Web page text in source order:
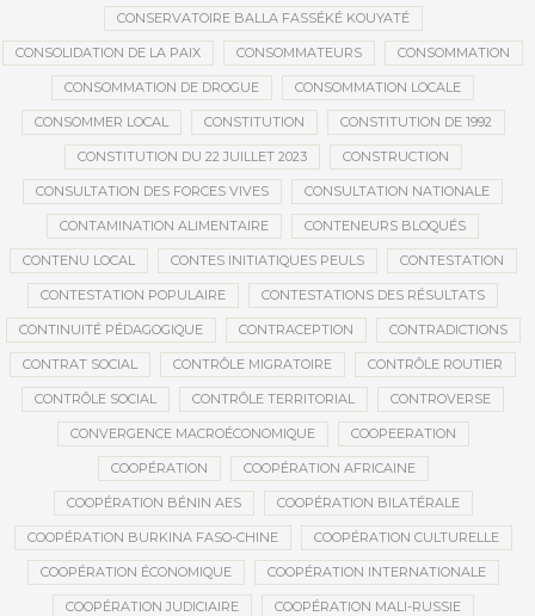
CONSERVATOIRE BALLA FASSÉKÉ KOUYATÉ
CONSOLIDATION DE LA PAIX CONSOMMATEURS CONSOMMATION
CONSOMMATION DE DROGUE CONSOMMATION LOCALE
CONSOMMER LOCAL CONSTITUTION CONSTITUTION DE 1992
CONSTITUTION DU 22 JUILLET 2023 CONSTRUCTION
CONSULTATION DES FORCES VIVES CONSULTATION NATIONALE
CONTAMINATION ALIMENTAIRE CONTENEURS BLOQUÉS
CONTENU LOCAL CONTES INITIATIQUES PEULS CONTESTATION
CONTESTATION POPULAIRE CONTESTATIONS DES RÉSULTATS
CONTINUITÉ PÉDAGOGIQUE CONTRACEPTION CONTRADICTIONS
CONTRAT SOCIAL CONTRÔLE MIGRATOIRE CONTRÔLE ROUTIER
CONTRÔLE SOCIAL CONTRÔLE TERRITORIAL CONTROVERSE
CONVERGENCE MACROÉCONOMIQUE COOPEERATION
COOPÉRATION COOPÉRATION AFRICAINE
COOPÉRATION BÉNIN AES COOPÉRATION BILATÉRALE
COOPÉRATION BURKINA FASO-CHINE COOPÉRATION CULTURELLE
COOPÉRATION ÉCONOMIQUE COOPÉRATION INTERNATIONALE
COOPÉRATION JUDICIAIRE COOPÉRATION MALI-RUSSIE